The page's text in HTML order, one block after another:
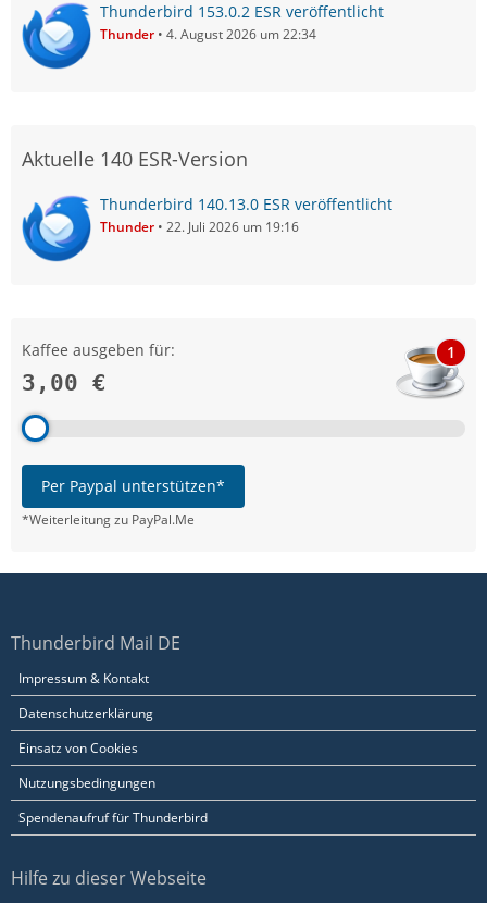
Thunderbird 153.0.2 ESR veröffentlicht
Thunder 4. August 2026 um 22:34
Aktuelle 140 ESR-Version
Thunderbird 140.13.0 ESR veröffentlicht
Thunder 22. Juli 2026 um 19:16
Kaffee ausgeben für:
3,00 €
1
Per Paypal unterstützen*
*Weiterleitung zu PayPal.Me
Thunderbird Mail DE
Impressum & Kontakt
Datenschutzerklärung
Einsatz von Cookies
Nutzungsbedingungen
Spendenaufruf für Thunderbird
Hilfe zu dieser Webseite